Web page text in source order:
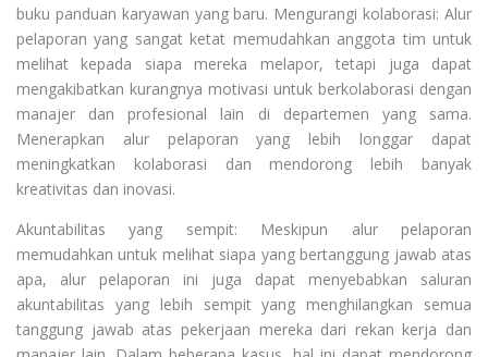
buku panduan karyawan yang baru. Mengurangi kolaborasi: Alur
pelaporan yang sangat ketat memudahkan anggota tim untuk
melihat kepada siapa mereka melapor, tetapi juga dapat
mengakibatkan kurangnya motivasi untuk berkolaborasi dengan
manajer dan profesional lain di departemen yang sama.
Menerapkan alur pelaporan yang lebih longgar dapat
meningkatkan kolaborasi dan mendorong lebih banyak
kreativitas dan inovasi.
Akuntabilitas yang sempit: Meskipun alur pelaporan
memudahkan untuk melihat siapa yang bertanggung jawab atas
apa, alur pelaporan ini juga dapat menyebabkan saluran
akuntabilitas yang lebih sempit yang menghilangkan semua
tanggung jawab atas pekerjaan mereka dari rekan kerja dan